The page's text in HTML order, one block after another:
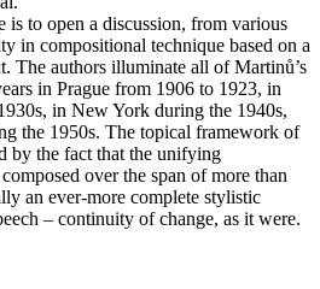
to open a discussion, from various
in compositional technique based on a
The authors illuminate all of Martinů’s
in Prague from 1906 to 1923, in
in New York during the 1940s,
the 1950s. The topical framework of
by the fact that the unifying
over the span of more than
an ever-more complete stylistic
– continuity of change, as it were.